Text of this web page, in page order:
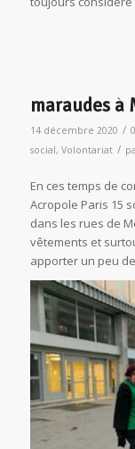
maraudes à
14 décembre 2020 /
social, Volontariat /
En ces temps de
Acropole Paris 15
dans les rues de
vêtements et
apporter un peu